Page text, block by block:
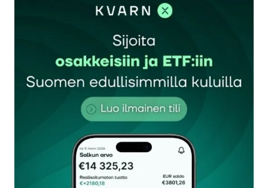
Sähköpostiosoitettasi ei julkaista.Pakolliset
kentät on merkitty*
Kommentti*